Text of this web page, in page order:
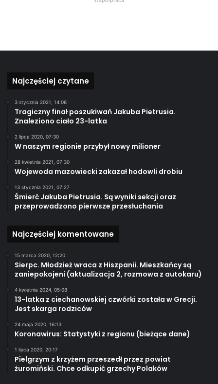
Najczęściej czytane
3 stycznia 2021, 14:06
Tragiczny finał poszukiwań Jakuba Pietrusia.
Znaleziono ciało 23-latka
2 lipca 2020, 07:30
W naszym regionie przybył nowy milioner
28 kwietnia 2021, 07:30
Wojewoda mazowiecki zakazał hodowli drobiu
13 stycznia 2021, 07:27
Śmierć Jakuba Pietrusia. Są wyniki sekcji oraz
przeprowadzono pierwsze przesłuchania
Najczęściej komentowane
15 marca 2020, 12:20
Sierpc. Młodzież wraca z Hiszpanii. Mieszkańcy są
zaniepokojeni (aktualizacja 2, rozmowa z autokaru)
4 kwietnia 2024, 05:08
13-latka z ciechanowskiej czwórki została w Grecji.
Jest skarga rodziców
24 maja 2020, 16:13
Koronawirus: Statystyki z regionu (bieżące dane)
1 lipca 2020, 20:17
Pielgrzym z krzyżem przeszedł przez powiat
żuromiński. Chce odkupić grzechy Polaków